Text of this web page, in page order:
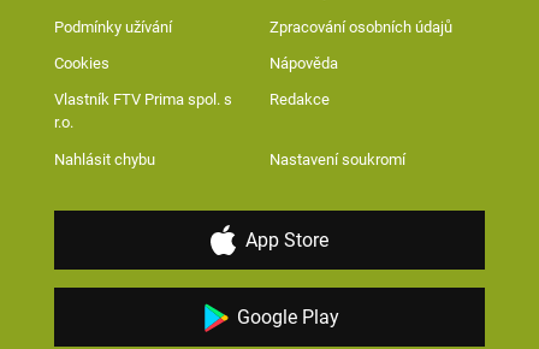
Podmínky užívání Zpracování osobních údajů
Cookies Nápověda
Vlastník FTV Prima spol. s
r.o.
Redakce
Nahlásit chybu Nastavení soukromí
App Store
Google Play